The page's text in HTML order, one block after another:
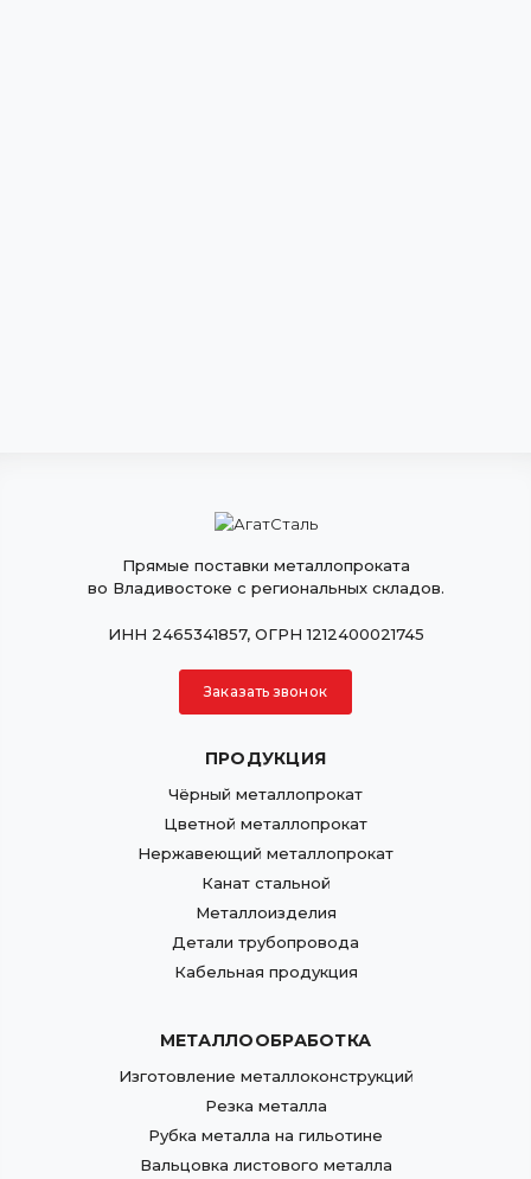
Прямые поставки металлопроката
во Владивостоке с региональных складов.
ИНН 2465341857, ОГРН 1212400021745
Заказать звонок
ПРОДУКЦИЯ
Чёрный металлопрокат
Цветной металлопрокат
Нержавеющий металлопрокат
Канат стальной
Металлоизделия
Детали трубопровода
Кабельная продукция
МЕТАЛЛООБРАБОТКА
Изготовление металлоконструкций
Резка металла
Рубка металла на гильотине
Вальцовка листового металла